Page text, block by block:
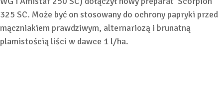
325 SC. Może być on stosowany do ochrony papryki przed
mączniakiem prawdziwym, alternariozą i brunatną
plamistością liści w dawce 1 l/ha.